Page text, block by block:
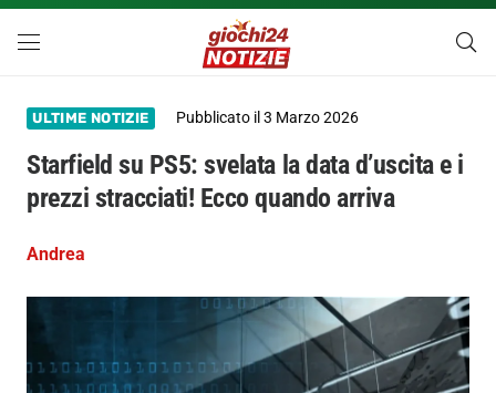
ULTIME NOTIZIE Pubblicato il3 Marzo 2026
Starfield su PS5: svelata la data d’uscita e i
prezzi stracciati! Ecco quando arriva
Andrea